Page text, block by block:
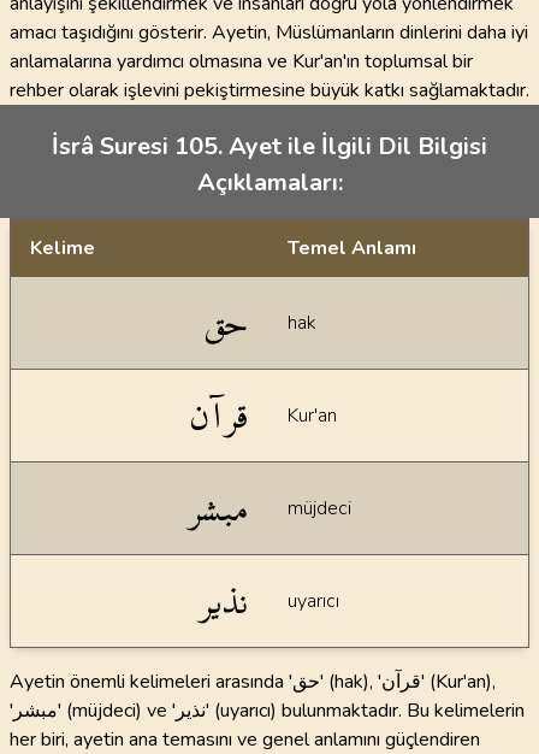
amacı taşıdığını gösterir. Ayetin, Müslümanların dinlerini daha iyi
anlamalarına yardımcı olmasına ve Kur'an'ın toplumsal bir
rehber olarak işlevini pekiştirmesine büyük katkı sağlamaktadır.
İsrâ Suresi 105. Ayet ile İlgili Dil Bilgisi
Açıklamaları:
Kelime Temel Anlamı
حق hak
قرآن Kur'an
مبشر müjdeci
نذير uyarıcı
Ayetin önemli kelimeleri arasında 'حق' (hak), 'قرآن' (Kur'an),
'مبشر' (müjdeci) ve 'نذير' (uyarıcı) bulunmaktadır. Bu kelimelerin
her biri, ayetin ana temasını ve genel anlamını güçlendiren